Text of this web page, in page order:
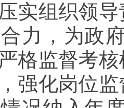
组织领导
力，为政
格监督考
强化岗位